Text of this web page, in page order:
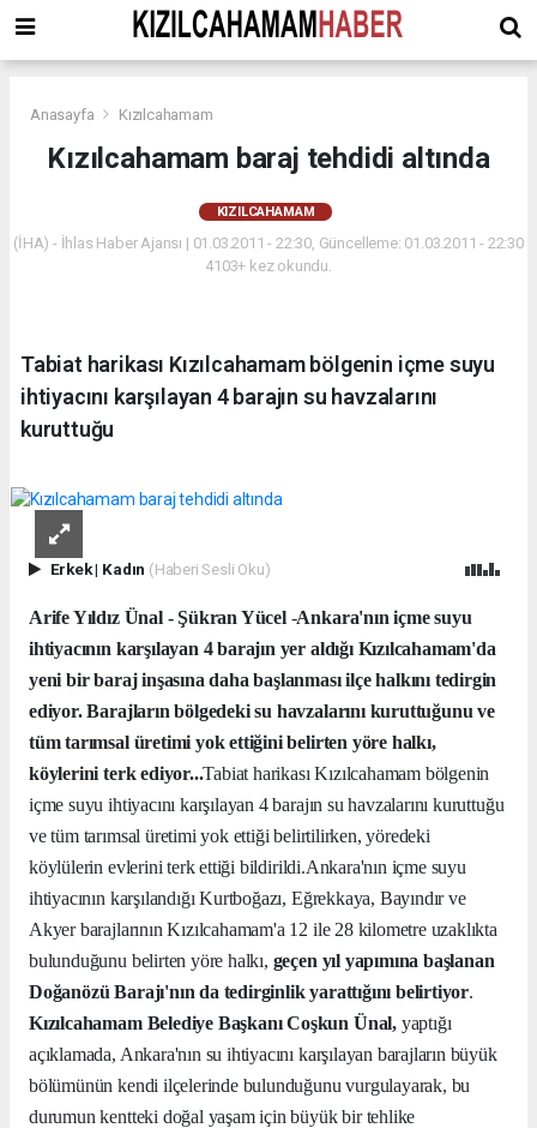
Anasayfa Kızılcahamam
Kızılcahamam baraj tehdidi altında
KIZILCAHAMAM
(İHA) - İhlas Haber Ajansı | 01.03.2011 - 22:30, Güncelleme: 01.03.2011 - 22:30
4103+ kez okundu.
Tabiat harikası Kızılcahamam bölgenin içme suyu
ihtiyacını karşılayan 4 barajın su havzalarını
kuruttuğu
Erkek| Kadın (Haberi Sesli Oku)
Arife Yıldız Ünal - Şükran Yücel-Ankara'nın içme suyu
ihtiyacının karşılayan 4 barajın yer aldığı Kızılcahamam'da
yeni bir baraj inşasına daha başlanması ilçe halkını tedirgin
ediyor. Barajların bölgedeki su havzalarını kuruttuğunu ve
tüm tarımsal üretimi yok ettiğini belirten yöre halkı,
köylerini terk ediyor...Tabiat harikası Kızılcahamam bölgenin
içme suyu ihtiyacını karşılayan 4 barajın su havzalarını kuruttuğu
ve tüm tarımsal üretimi yok ettiği belirtilirken, yöredeki
köylülerin evlerini terk ettiği bildirildi.Ankara'nın içme suyu
ihtiyacının karşılandığı Kurtboğazı, Eğrekkaya, Bayındır ve
Akyer barajlarının Kızılcahamam'a 12 ile 28 kilometre uzaklıkta
bulunduğunu belirten yöre halkı, geçen yıl yapımına başlanan
Doğanözü Barajı'nın da tedirginlik yarattığını belirtiyor.
Kızılcahamam Belediye Başkanı Coşkun Ünal,yaptığı
açıklamada, Ankara'nın su ihtiyacını karşılayan barajların büyük
bölümünün kendi ilçelerinde bulunduğunu vurgulayarak, bu
durumun kentteki doğal yaşam için büyük bir tehlike